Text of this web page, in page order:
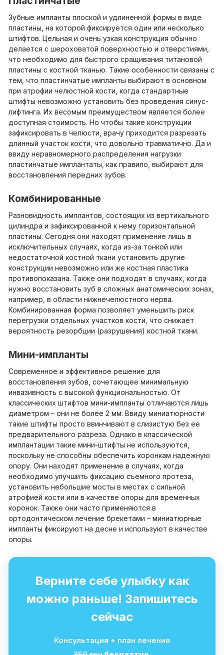
Зубные импланты плоской и удлиненной формы в виде
пластины, на которой фиксируется один или несколько
штифтов. Цельная и очень узкая конструкция обычно
делается с шероховатой поверхностью и отверстиями,
что необходимо для быстрого сращивания титановой
пластины с костной тканью. Такие особенности связаны с
тем, что пластинчатые импланты выбирают в основном
при атрофии челюстной кости, когда стандартные
штифты невозможно установить без проведения синус-
лифтинга. Их весомым преимуществом является более
доступная стоимость. Но чтобы такие конструкции
зафиксировать в челюсти, врачу приходится разрезать
длинный участок кости, что довольно травматично. Да и
ввиду неравномерного распределения нагрузки
пластинчатые имплантаты, как правило, выбирают для
восстановления передних зубов.
Комбинированные
Разновидность имплантов, состоящих из вертикального
цилиндра и зафиксированной к нему горизонтальной
пластины. Сегодня они находят применение лишь в
исключительных случаях, когда из-за тонкой или
недостаточной костной ткани установить другие
конструкции невозможно или же костная пластика
противопоказана. Также они подходят в случаях, когда
нужно восстановить зуб в сложных анатомических зонах,
например, в области нижнечелюстного нерва.
Комбинированная форма позволяет уменьшить риск
перегрузки отдельных участков кости, что снижает
вероятность резорбции (разрушения) костной ткани.
Мини-импланты
Современное и эффективное решение для
восстановления зубов, сочетающее минимальную
инвазивность с высокой функциональностью. От
классических штифтов мини-импланты отличаются лишь
диаметром – они не более 2 мм. Ввиду миниатюрности
такие штифты просто ввинчивают в слизистую без ее
предварительного разреза. Однако в классической
имплантации такие мини-штифты не используются,
поскольку не способны обеспечить коронкам надежную
опору. Они находят применение в случаях, когда
необходимо улучшить фиксацию съемного протеза,
установить небольшие мосты в местах с сильной
атрофией кости или в качестве опоры для временных
коронок. Также они часто применяются в
ортодонтическом лечение брекетами – миниатюрные
импланты фиксируют на десне и используют в качестве
опоры.
Верните себе улыбку как
можно раньше! Запишитесь
сейчас
Консультация + план лечения